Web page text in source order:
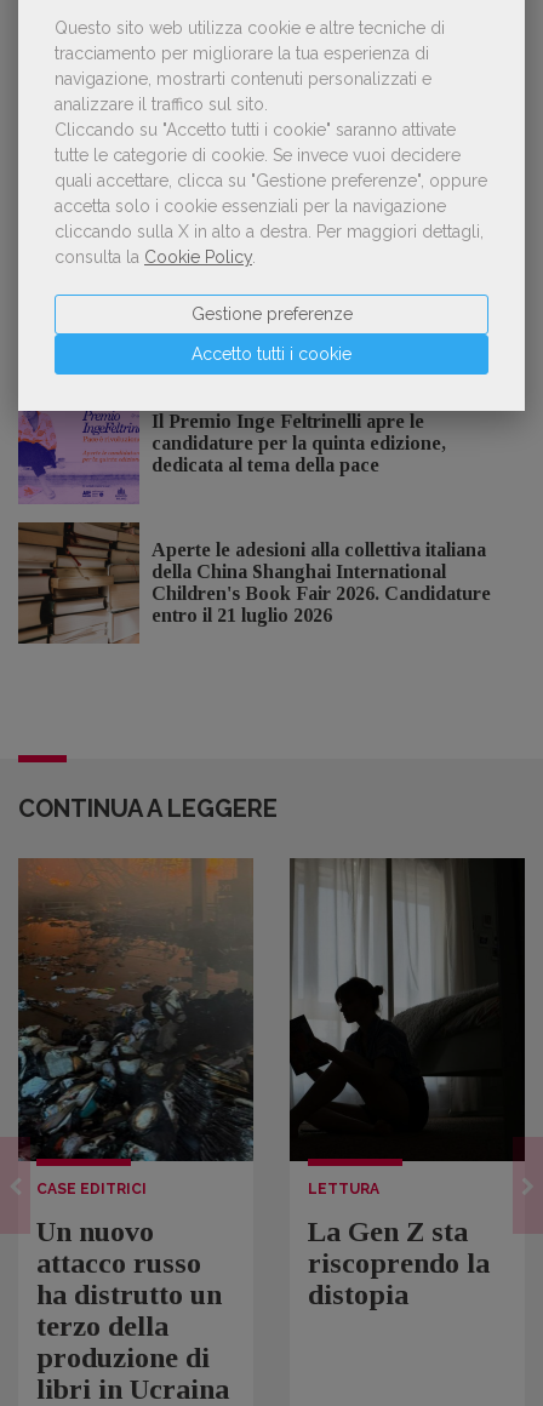
Questo sito web utilizza cookie e altre tecniche di
tracciamento per migliorare la tua esperienza di
navigazione, mostrarti contenuti personalizzati e
analizzare il traffico sul sito.
Cliccando su "Accetto tutti i cookie" saranno attivate
tutte le categorie di cookie. Se invece vuoi decidere
quali accettare, clicca su "Gestione preferenze", oppure
accetta solo i cookie essenziali per la navigazione
cliccando sulla X in alto a destra. Per maggiori dettagli,
consulta la Cookie Policy
Accetto tutti i cookie
Gestione preferenze
Forse è il momento di cambiare prospettiva
sull’intelligenza artificiale
Kobo ha rifiutato il 45% dei testi ricevuti per
sospetto utilizzo dell’IA
NOTIZIE DALL'AIE
Il Premio Inge Feltrinelli apre le
candidature per la quinta edizione,
dedicata al tema della pace
Aperte le adesioni alla collettiva italiana
della China Shanghai International
Children's Book Fair 2026. Candidature
entro il 21 luglio 2026
CONTINUA A LEGGERE
CASE EDITRICI
Un nuovo
attacco russo
ha distrutto un
terzo della
produzione di
libri in Ucraina
LETTURA
La Gen Z sta
riscoprendo la
distopia